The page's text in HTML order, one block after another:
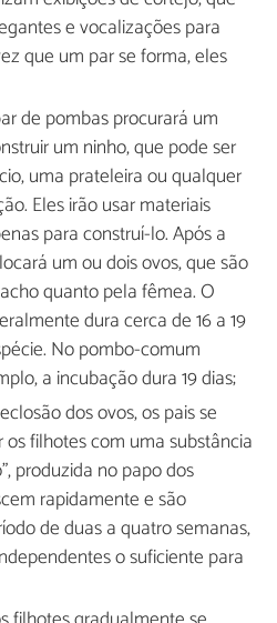
e vocalizações para
que um par se forma, eles
de pombas procurará um
um ninho, que pode ser
uma prateleira ou qualquer
Eles irão usar materiais
para construí-lo. Após a
um ou dois ovos, que são
quanto pela fêmea. O
dura cerca de 16 a 19
No pombo-comum
a incubação dura 19 dias;
dos ovos, os pais se
filhotes com uma substância
produzida no papo dos
rapidamente e são
de duas a quatro semanas,
o suficiente para